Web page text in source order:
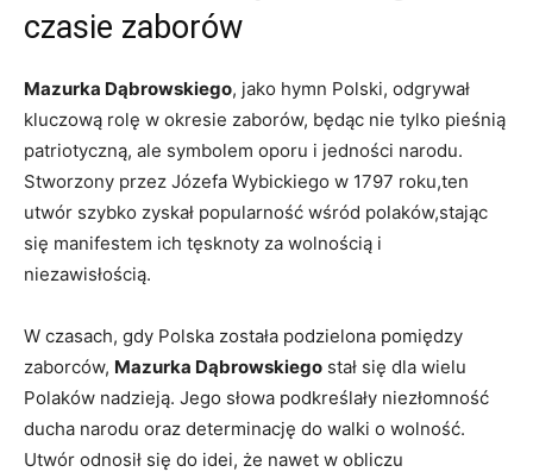
czasie zaborów
Mazurka Dąbrowskiego, jako hymn⁤ Polski, odgrywał
kluczową rolę w okresie zaborów, ⁤będąc nie tylko pieśnią
patriotyczną, ale symbolem oporu i​ jedności ⁣narodu.
Stworzony przez Józefa Wybickiego w 1797⁤ roku,ten
utwór szybko‌ zyskał ‍popularność ​wśród polaków,stając
się manifestem ich tęsknoty za wolnością i
niezawisłością.
W⁤ czasach, gdy Polska została⁣ podzielona pomiędzy
zaborców, Mazurka Dąbrowskiego stał się dla wielu
Polaków nadzieją. Jego słowa podkreślały niezłomność
ducha narodu oraz determinację do walki o ​wolność.
Utwór odnosił się do‍ idei, że nawet w obliczu